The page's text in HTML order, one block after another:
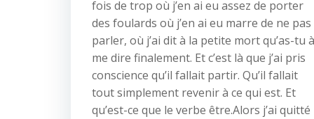
fois de trop où j’en ai eu assez de porter
des foulards où j’en ai eu marre de ne pas
parler, où j’ai dit à la petite mort qu’as-tu à
me dire finalement. Et c’est là que j’ai pris
conscience qu’il fallait partir. Qu’il fallait
tout simplement revenir à ce qui est. Et
qu’est-ce que le verbe être.Alors j’ai quitté